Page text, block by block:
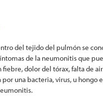
del tejido del pulmón se
de la neumonitis que
dolor del tórax, falta de
una bacteria, virus, u hongo